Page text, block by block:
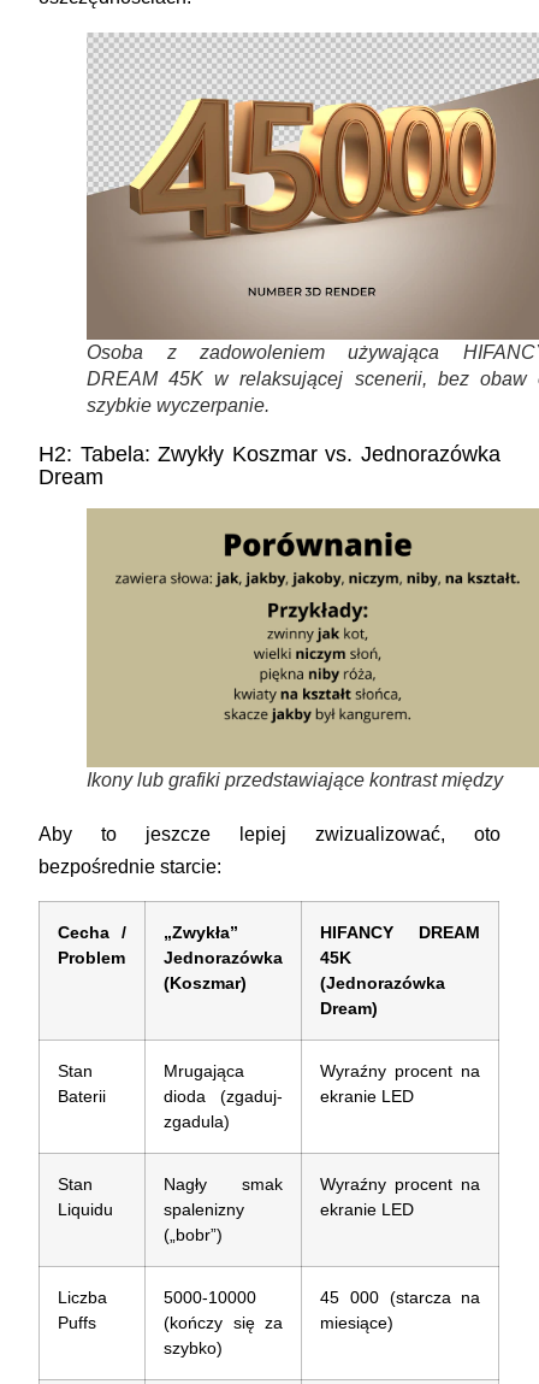
Osoba z zadowoleniem używająca
DREAM 45K w relaksującej scenerii, bez obaw
szybkie wyczerpanie.
H2: Tabela: Zwykły Koszmar vs. Jednorazówka
Dream
Ikony lub grafiki przedstawiające kontrast między
Aby to jeszcze lepiej zwizualizować, oto
bezpośrednie starcie:
Cecha /
Problem
„Zwykła”
Jednorazówka
(Koszmar)
HIFANCY DREAM
45K
(Jednorazówka
Dream)
Stan
Baterii
Mrugająca
dioda (zgaduj-
zgadula)
Wyraźny procent na
ekranie LED
Stan
Liquidu
Nagły smak
spalenizny
(„bobr”)
Wyraźny procent na
ekranie LED
Liczba
Puffs
5000-10000
(kończy się za
szybko)
45 000 (starcza na
miesiące)